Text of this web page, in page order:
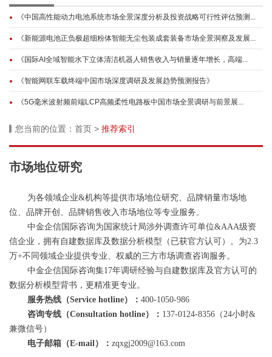
《中国高性能动力电池系统市场全景深度分析及投资战略可行性评估预测...
《新能源电池正负极超细粉体智能无尘包装成套装备市场全景洞察及发展...
《国际AI全域智能水下立体清洁机器人销售收入与销量逐年增长，高端...
《智能网联车载终端中国市场深度调研及发展趋势预测报告》
《5G毫米波射频前端LCP高频柔性电路板中国市场全景调研与前景展...
您当前的位置： 首页 > 推荐索引
市场地位研究
为各领域企业&机构等提供市场地位研究、品牌销量市场地
位、品牌开创、品牌销售收入市场地位等专业服务。
中金企信国际咨询为国家统计局涉外调查许可单位&AAA级资
信企业，拥有自建数据库及数据分析模型（已获官方认可）。为2.3
万+不同领域企业提供专业、权威的三方市场调查咨询服务。
中金企信国际咨询集17年调研经验与自建数据库及官方认可的
数据分析模型背书，更精准更专业。
服务热线（Service hotline）： 400-1050-986
咨询专线（Consultation hotline）： 137-0124-8356（24小时&
兼微信号）
电子邮箱（E-mail）： zqxgj2009@163.com